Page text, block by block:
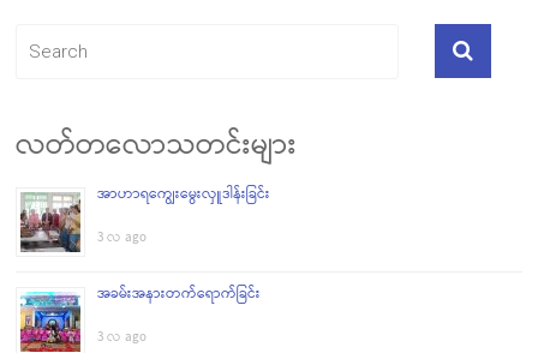
လတ်တလောသတင်းများ
အာဟာရကျွေးမွေးလှူဒါန်းခြင်း
3 လ ago
အခမ်းအနားတက်ရောက်ခြင်း
3 လ ago